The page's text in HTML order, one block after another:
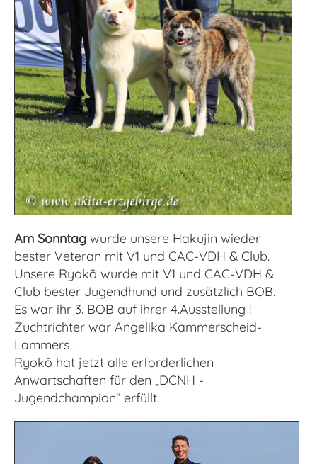
Am Sonntag wurde unsere Hakujin wieder
bester Veteran mit V1 und CAC-VDH & Club.
Unsere Ryokō wurde mit V1 und CAC-VDH &
Club bester Jugendhund und zusätzlich BOB.
Es war ihr 3. BOB auf ihrer 4.Ausstellung !
Zuchtrichter war Angelika Kammerscheid-
Lammers .
Ryokō hat jetzt alle erforderlichen
Anwartschaften für den „DCNH -
Jugendchampion“ erfüllt.